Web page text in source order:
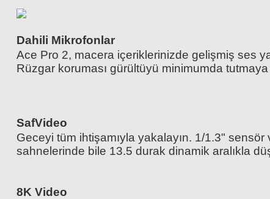
Dahili Mikrofonlar
Ace Pro 2, macera içeriklerinizde gelişmiş ses
Rüzgar koruması gürültüyü minimumda tutmaya
SafVideo
Geceyi tüm ihtişamıyla yakalayın. 1/1.3"
sahnelerinde bile 13.5 durak dinamik aralıkla
8K Video